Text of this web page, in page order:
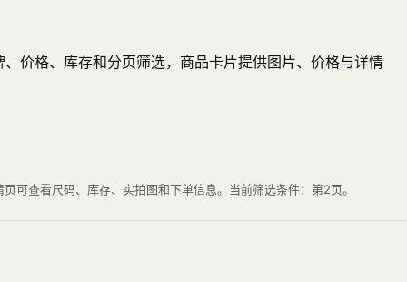
价格、库存和分页筛选，商品卡片提供图片、价格与详情
可查看尺码、库存、实拍图和下单信息。当前筛选条件：第2页。